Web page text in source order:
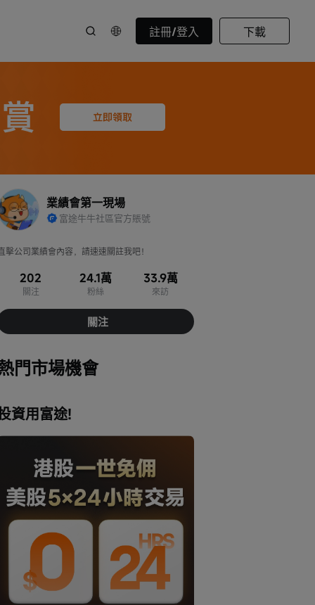
註冊/登入 下載
業績會第一現場
富途牛牛社區官方賬號
擊公司業績會內容，請速速關註我吧！
202
關注
24.1萬
粉絲
33.9萬
來訪
關注
門市場機會
資用富途!